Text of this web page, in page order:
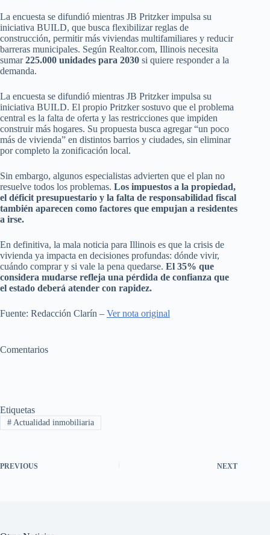
La encuesta se difundió mientras JB Pritzker impulsa su
iniciativa BUILD, que busca flexibilizar reglas de
construcción, permitir más viviendas multifamiliares y reducir
barreras municipales. Según Realtor.com, Illinois necesita
sumar225.000 unidades para 2030 si quiere responder a la
demanda.
La encuesta se difundió mientras JB Pritzker impulsa su
iniciativa BUILD. El propio Pritzker sostuvo que el problema
central es la falta de oferta y las restricciones que impiden
construir más hogares. Su propuesta busca agregar “un poco
más de vivienda” en distintos barrios y ciudades, sin eliminar
por completo la zonificación local.
Sin embargo, algunos especialistas advierten que el plan no
resuelve todos los problemas. Los impuestos a la propiedad,
el déficit presupuestario y la falta de responsabilidad fiscal
también aparecen como factores que empujan a residentes
a irse.
En definitiva, la mala noticia para Illinois es que la crisis de
vivienda ya impacta en decisiones profundas: dónde vivir,
cuándo comprar y si vale la pena quedarse. El 35% que
considera mudarse refleja una pérdida de confianza que
el estado deberá atender con rapidez.
Fuente: Redacción Clarín – Ver nota original
Comentarios
Etiquetas
#Actualidad inmobiliaria
PREVIOUS NEXT